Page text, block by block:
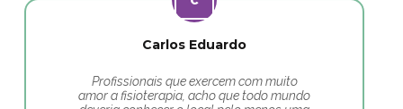
Carlos Eduardo
Profissionais que exercem com muito
amor a fisioterapia, acho que todo mundo